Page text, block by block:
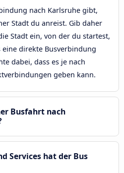
nach Karlsruhe gibt,
Stadt du anreist. Gib daher
Stadt ein, von der du startest,
direkte Busverbindung
dabei, dass es je nach
geben kann.
Busfahrt nach
Services hat der Bus